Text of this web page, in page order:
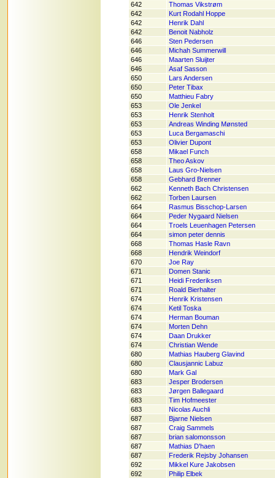
642
Thomas Vikstrøm
642
Kurt Rodahl Hoppe
642
Henrik Dahl
642
Benoit Nabholz
646
Sten Pedersen
646
Michah Summerwill
646
Maarten Sluijter
646
Asaf Sasson
650
Lars Andersen
650
Peter Tibax
650
Matthieu Fabry
653
Ole Jenkel
653
Henrik Stenholt
653
Andreas Winding Mønsted
653
Luca Bergamaschi
653
Olivier Dupont
658
Mikael Funch
658
Theo Askov
658
Laus Gro-Nielsen
658
Gebhard Brenner
662
Kenneth Bach Christensen
662
Torben Laursen
664
Rasmus Bisschop-Larsen
664
Peder Nygaard Nielsen
664
Troels Leuenhagen Petersen
664
simon peter dennis
668
Thomas Hasle Ravn
668
Hendrik Weindorf
670
Joe Ray
671
Domen Stanic
671
Heidi Frederiksen
671
Roald Bierhalter
674
Henrik Kristensen
674
Ketil Toska
674
Herman Bouman
674
Morten Dehn
674
Daan Drukker
674
Christian Wende
680
Mathias Hauberg Glavind
680
Clausjannic Labuz
680
Mark Gal
683
Jesper Brodersen
683
Jørgen Ballegaard
683
Tim Hofmeester
683
Nicolas Auchli
687
Bjarne Nielsen
687
Craig Sammels
687
brian salomonsson
687
Mathias D'haen
687
Frederik Rejsby Johansen
692
Mikkel Kure Jakobsen
692
Philip Elbek